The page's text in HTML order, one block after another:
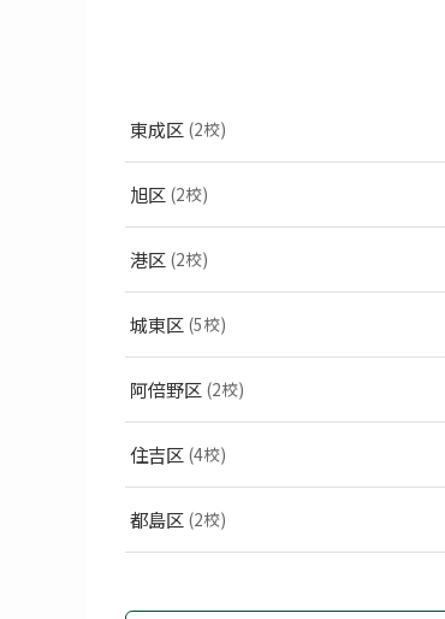
東成区 (2校)
旭区 (2校)
港区 (2校)
城東区 (5校)
阿倍野区 (2校)
住吉区 (4校)
都島区 (2校)